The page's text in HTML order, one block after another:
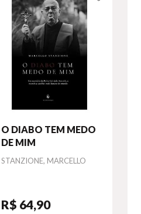
O DIABO TEM MEDO
DE MIM
Autor
STANZIONE, MARCELLO
R$ 64,90